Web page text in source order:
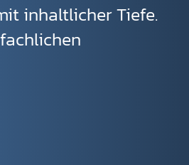
inhaltlicher Tiefe.